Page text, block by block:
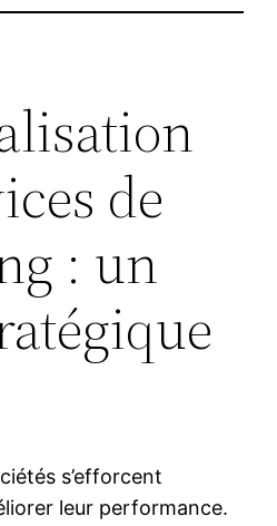
de
: un
s’efforcent
leur performance.